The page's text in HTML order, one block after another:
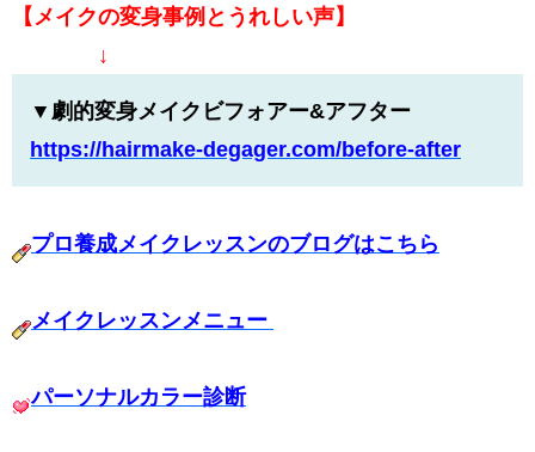
【メイクの変身事例とうれしい声】
↓
▼劇的変身メイクビフォアー&アフター
https://hairmake-degager.com/before-after
プロ養成メイクレッスンのブログはこちら
メイクレッスンメニュー
パーソナルカラー診断